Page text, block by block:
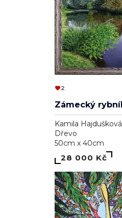
2
Kamila Hajdušková
Dřevo
50cm x 40cm
28 000 Kč